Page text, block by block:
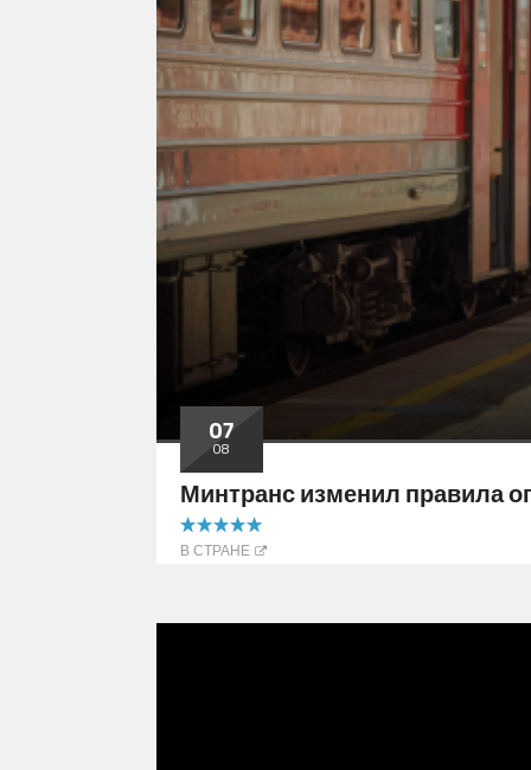
07
08
Минтранс изменил правила
5.00 out of 5
В СТРАНЕ